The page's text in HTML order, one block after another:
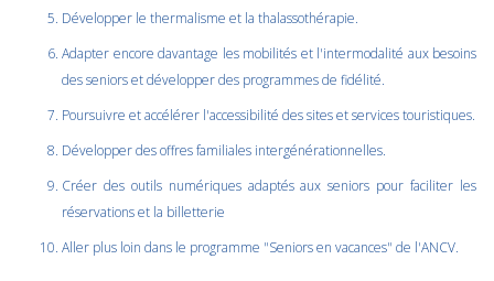
Développer le thermalisme et la thalassothérapie.
Adapter encore davantage les mobilités et l'intermodalité aux besoins
des seniors et développer des programmes de fidélité.
Poursuivre et accélérer l'accessibilité des sites et services touristiques.
Développer des offres familiales intergénérationnelles.
Créer des outils numériques adaptés aux seniors pour faciliter les
réservations et la billetterie
Aller plus loin dans le programme "Seniors en vacances" de l'ANCV.